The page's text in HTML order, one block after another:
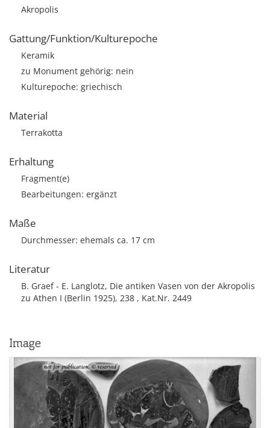
Akropolis
Gattung/Funktion/Kulturepoche
Keramik
zu Monument gehörig: nein
Kulturepoche: griechisch
Material
Terrakotta
Erhaltung
Fragment(e)
Bearbeitungen: ergänzt
Maße
Durchmesser: ehemals ca. 17 cm
Literatur
B. Graef - E. Langlotz, Die antiken Vasen von der Akropolis
zu Athen I (Berlin 1925), 238 , Kat.Nr. 2449
Image